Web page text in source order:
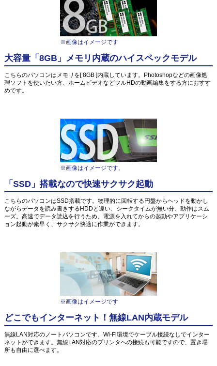
※画像はイメージです
大容量「8GB」メモリ内蔵のハイスペックモデル
こちらのパソコンはメモリを[ 8GB ]内蔵しています。Photoshopなどの画像処
理ソフトを使いたい方、ホームビデオなどフルHDの動画編集をする方におすす
めです。
※画像はイメージです。
「SSD」搭載なので快速サクサク起動
こちらのパソコンはSSD搭載です。物理的に回転する円盤からヘッドを動かし
ながらデータを読み書きするHDDと違い、シークタイムが無い分、動作はスム
ーズ。高速でデータ読込を行うため、電源を入れてからの起動やアプリケーシ
ョン起動が素早く、サクサク快適に作業ができます。
※画像はイメージです
どこでもインターネット！無線LAN内蔵モデル
無線LAN対応のノートパソコンです。Wi-Fi環境でケーブル接続なしでインター
ネットができます。無線LAN対応のプリンタへの接続も可能ですので、置き場
所も自由に選べます。